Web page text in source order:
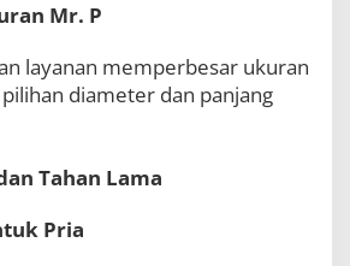
Mr. P
layanan memperbesar ukuran
diameter dan panjang
Tahan Lama
Pria